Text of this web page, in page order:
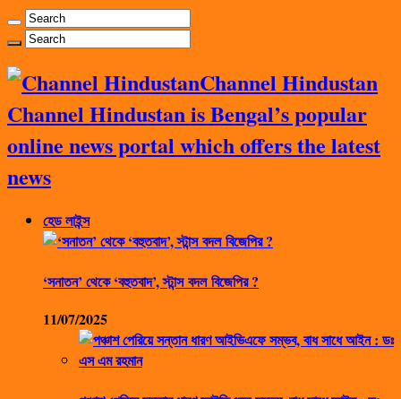
Channel Hindustan
Channel Hindustan is Bengal’s popular
online news portal which offers the latest
news
হেড লাইন্স
‘সনাতন’ থেকে ‘বহুতবাদ’, স্টান্স বদল বিজেপির ?
11/07/2025